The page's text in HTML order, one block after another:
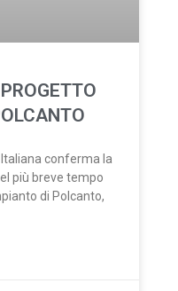
Italiana conferma la
più breve tempo
di Polcanto,